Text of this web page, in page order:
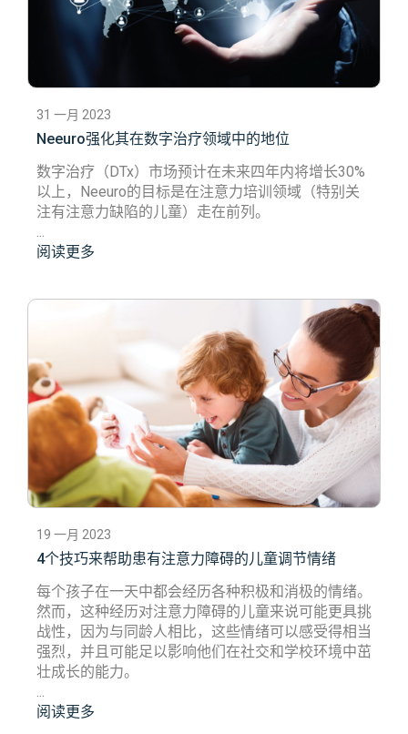
31 一月 2023
Neeuro强化其在数字治疗领域中的地位
数字治疗（DTx）市场预计在未来四年内将增长30%
以上，Neeuro的目标是在注意力培训领域（特别关
注有注意力缺陷的儿童）走在前列。
...
阅读更多
19 一月 2023
4个技巧来帮助患有注意力障碍的儿童调节情绪
每个孩子在一天中都会经历各种积极和消极的情绪。
然而，这种经历对注意力障碍的儿童来说可能更具挑
战性，因为与同龄人相比，这些情绪可以感受得相当
强烈，并且可能足以影响他们在社交和学校环境中茁
壮成长的能力。
...
阅读更多